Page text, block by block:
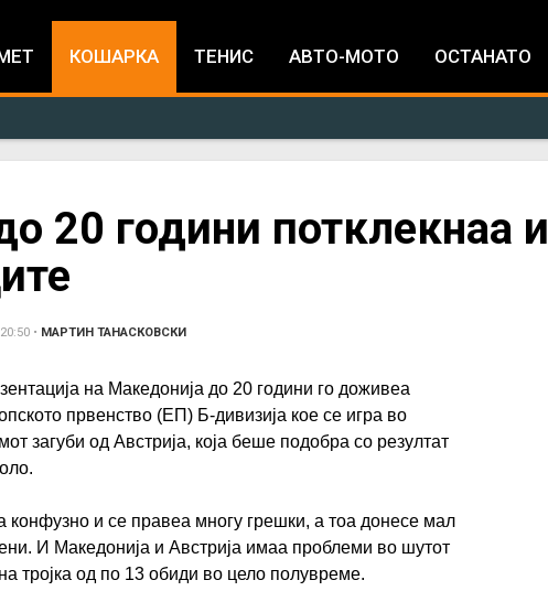
КОШАРКА ТЕНИС АВТО-МОТО ОСТАНАТО
20 години потклекнаа и
• МАРТИН ТАНАСКОВСКИ
на Македонија до 20 години го доживеа
првенство (ЕП) Б-дивизија кое се игра во
загуби од Австрија, која беше подобра со резултат
конфузно и се правеа многу грешки, а тоа донесе мал
И Македонија и Австрија имаа проблеми во шутот
тројка од по 13 обиди во цело полувреме.